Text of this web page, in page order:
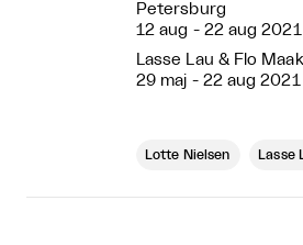
Petersburg
12 aug - 22 aug 2021
Lasse Lau & Flo
29 maj - 22 aug 2021
Lotte Nielsen Lasse